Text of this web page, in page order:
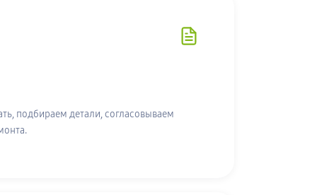
подбираем детали, согласовываем